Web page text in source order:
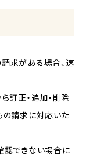
求がある場合、速
訂正・追加・削除
の請求に対応いた
認できない場合に